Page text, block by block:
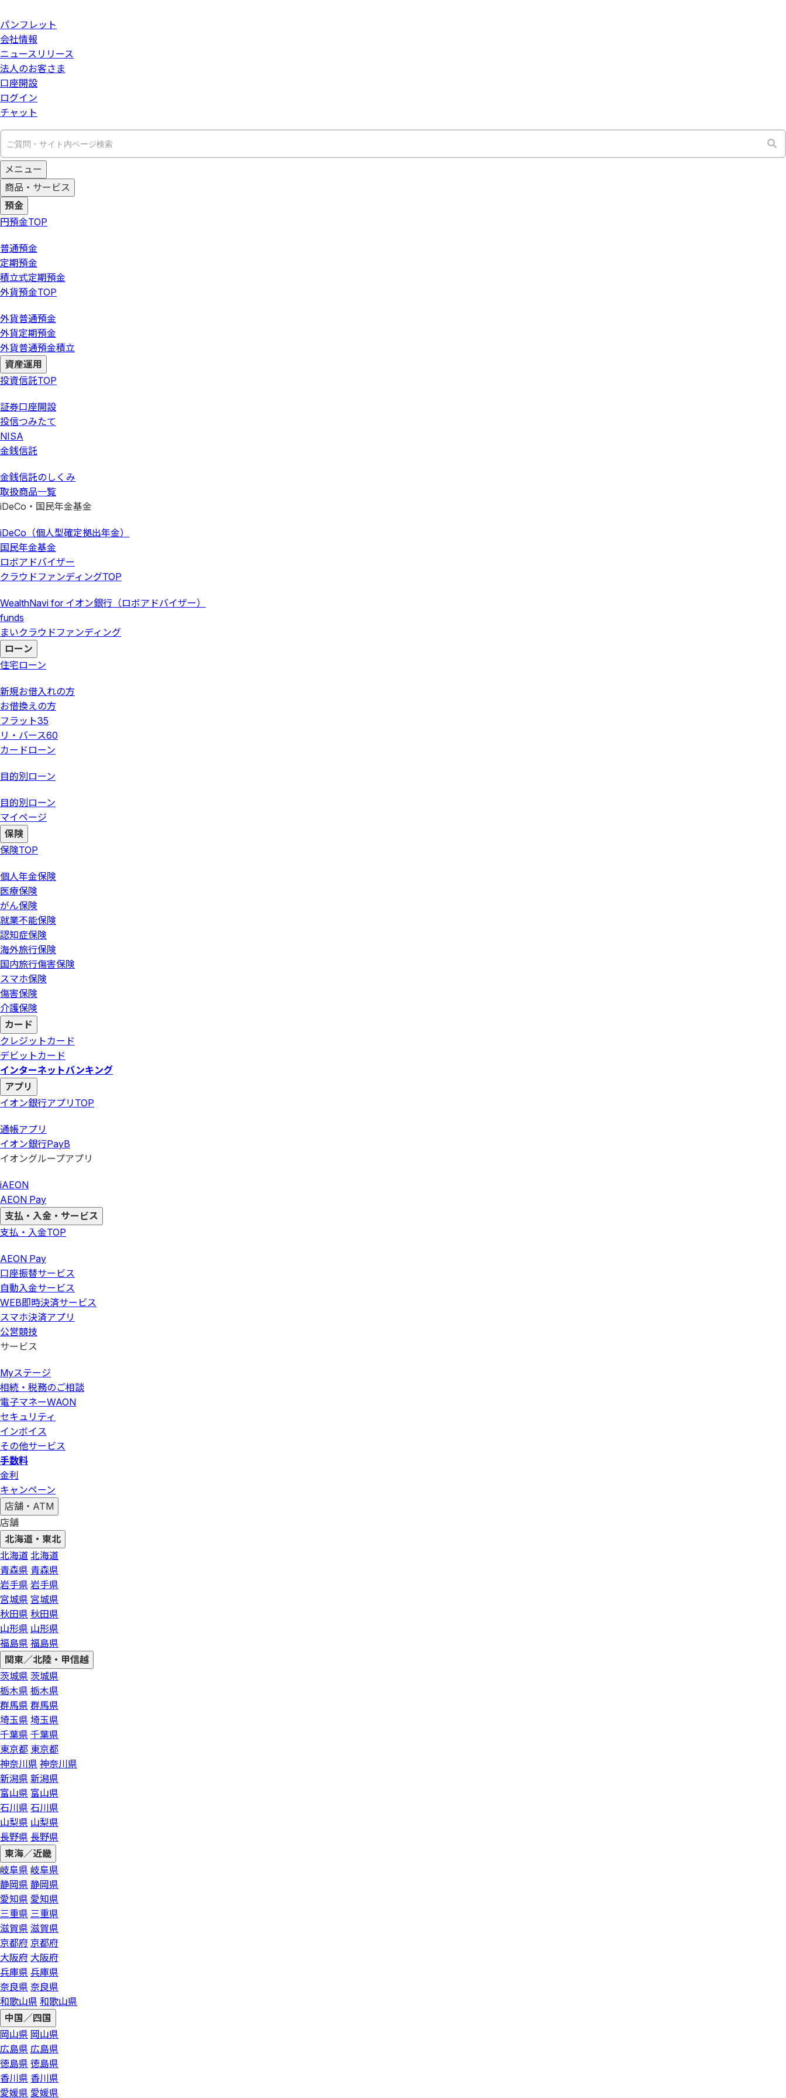
パンフレット
会社情報
ニュースリリース
法人のお客さま
口座開設
ログイン
チャット
メニュー
商品・サービス
預金
円預金TOP
普通預金
定期預金
積立式定期預金
外貨預金TOP
外貨普通預金
外貨定期預金
外貨普通預金積立
資産運用
投資信託TOP
証券口座開設
投信つみたて
NISA
金銭信託
金銭信託のしくみ
取扱商品一覧
iDeCo・国民年金基金
iDeCo（個人型確定拠出年金）
国民年金基金
ロボアドバイザー
クラウドファンディングTOP
WealthNavi for イオン銀行（ロボアドバイザー）
funds
まいクラウドファンディング
ローン
住宅ローン
新規お借入れの方
お借換えの方
フラット35
リ・バース60
カードローン
目的別ローン
目的別ローン
マイページ
保険
保険TOP
個人年金保険
医療保険
がん保険
就業不能保険
認知症保険
海外旅行保険
国内旅行傷害保険
スマホ保険
傷害保険
介護保険
カード
クレジットカード
デビットカード
インターネットバンキング
アプリ
イオン銀行アプリ TOP
通帳アプリ
イオン銀行PayB
イオングループアプリ
iAEON
AEON Pay
支払・入金・サービス
支払・入金TOP
AEON Pay
口座振替サービス
自動入金サービス
WEB即時決済サービス
スマホ決済アプリ
公営競技
サービス
Myステージ
相続・税務のご相談
電子マネーWAON
セキュリティ
インボイス
その他サービス
手数料
金利
キャンペーン
店舗・ATM
店舗
北海道・東北
北海道 北海道
青森県 青森県
岩手県 岩手県
宮城県 宮城県
秋田県 秋田県
山形県 山形県
福島県 福島県
関東／北陸・甲信越
茨城県 茨城県
栃木県 栃木県
群馬県 群馬県
埼玉県 埼玉県
千葉県 千葉県
東京都 東京都
神奈川県 神奈川県
新潟県 新潟県
富山県 富山県
石川県 石川県
山梨県 山梨県
長野県 長野県
東海／近畿
岐阜県 岐阜県
静岡県 静岡県
愛知県 愛知県
三重県 三重県
滋賀県 滋賀県
京都府 京都府
大阪府 大阪府
兵庫県 兵庫県
奈良県 奈良県
和歌山県 和歌山県
中国／四国
岡山県 岡山県
広島県 広島県
徳島県 徳島県
香川県 香川県
愛媛県 愛媛県